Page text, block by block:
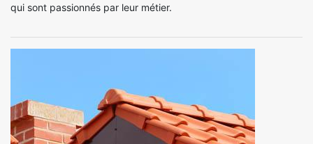
qui sont passionnés par leur métier.